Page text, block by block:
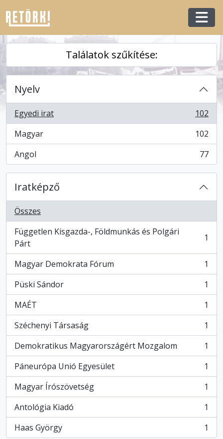
Skip to main content
Találatok szűkítése:
Nyelv
Egyedi irat
, 102 eredmények
102
Magyar
, 102 eredmények
102
Angol
, 77 eredmények 77
Iratképző
Összes
Független Kisgazda-, Földmunkás és Polgári
Párt
, 1 eredmények 1
Magyar Demokrata Fórum
, 1 eredmények
1
Püski Sándor
, 1 eredmények
1
MAÉT
, 1 eredmények
1
Széchenyi Társaság
, 1 eredmények
1
Demokratikus Magyarországért Mozgalom
, 1 eredmények
1
Páneurópa Unió Egyesület
, 1 eredmények
1
Magyar Írószövetség
, 1 eredmények
1
Antológia Kiadó
, 1 eredmények
1
Haas György
, 1 eredmények 1